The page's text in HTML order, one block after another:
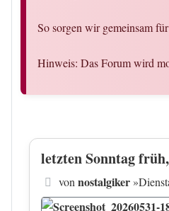
So sorgen wir gemeinsam
Hinweis: Das Forum wird
letzten Sonntag
Beitrag
von nostalgiker»